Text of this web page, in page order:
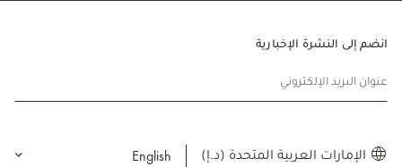
انضم إلى النشرة الإخبارية
عنوان البريد الإلكتروني
الإمارات العربية المتحدة (د.إ) English